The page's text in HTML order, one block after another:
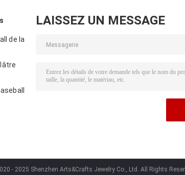
de la
LAISSEZ UN MESSAGE
- 2025 Shenzhen Arts&Crafts Jewelry Co., Ltd. All Rights